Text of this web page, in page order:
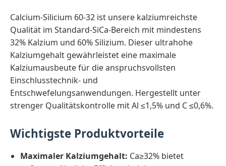
Calcium-Silicium 60-32 ist unsere kalziumreichste
Qualität im Standard-SiCa-Bereich mit mindestens
32% Kalzium und 60% Silizium. Dieser ultrahohe
Kalziumgehalt gewährleistet eine maximale
Kalziumausbeute für die anspruchsvollsten
Einschlusstechnik- und
Entschwefelungsanwendungen. Hergestellt unter
strenger Qualitätskontrolle mit Al ≤1,5% und C ≤0,6%.
Wichtigste Produktvorteile
Maximaler Kalziumgehalt: Ca≥32% bietet